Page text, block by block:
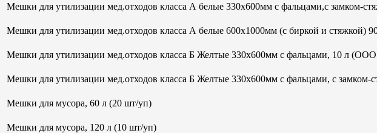
Мешки для утилизации мед.отходов класса А белые 330х600мм с фальцами,с
Мешки для утилизации мед.отходов класса А белые 600х1000мм (с биркой и
Мешки для утилизации мед.отходов класса Б Желтые 330х600мм с фальцами, 10 л
Мешки для утилизации мед.отходов класса Б Желтые 330х600мм с фальцами, с
Мешки для мусора, 60 л (20 шт/уп)
Мешки для мусора, 120 л (10 шт/уп)